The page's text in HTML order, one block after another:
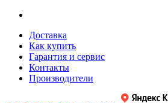
Доставка
Как купить
Гарантия и сервис
Контакты
Производители